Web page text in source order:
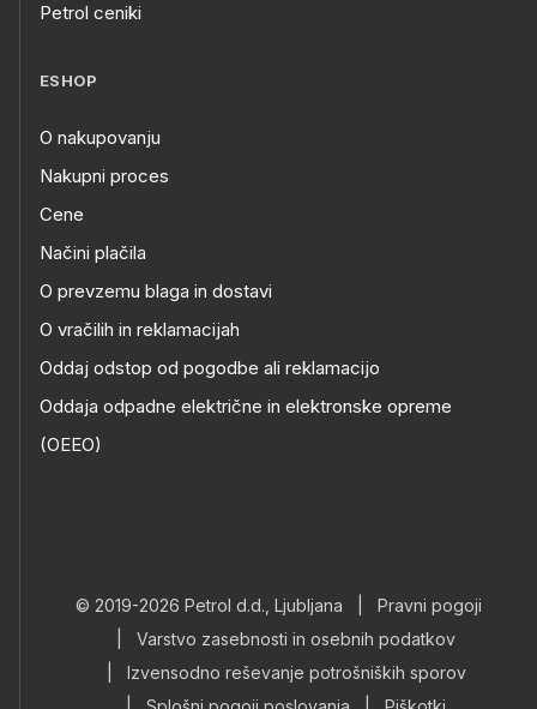
Petrol ceniki
ESHOP
O nakupovanju
Nakupni proces
Cene
Načini plačila
O prevzemu blaga in dostavi
O vračilih in reklamacijah
Oddaj odstop od pogodbe ali reklamacijo
Oddaja odpadne električne in elektronske opreme
(OEEO)
© 2019-2026 Petrol d.d., Ljubljana
Pravni pogoji
Varstvo zasebnosti in osebnih podatkov
Izvensodno reševanje potrošniških sporov